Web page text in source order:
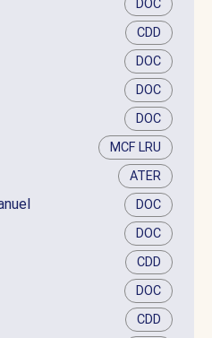
DOC
CDD
DOC
DOC
DOC
MCF LRU
ATER
DOC
DOC
CDD
DOC
CDD